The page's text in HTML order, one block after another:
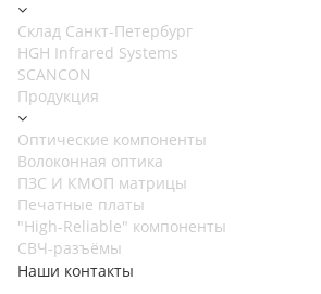
Cклад Санкт-Петербург
HGH Infrared Systems
SCANCON
Продукция
Оптические компоненты
Волоконная оптика
ПЗС И КМОП матрицы
Печатные платы
"High-Reliable" компоненты
СВЧ-разъёмы
Наши контакты